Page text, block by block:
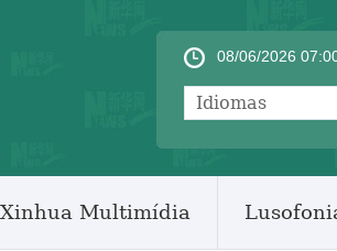
08/06/2026
Idiomas
Xinhua Multimídia